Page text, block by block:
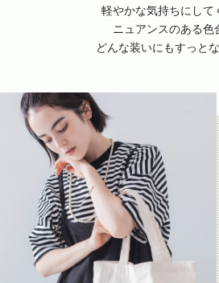
軽やかな気持ちにして
ニュアンスのある色
どんな装いにもすっと